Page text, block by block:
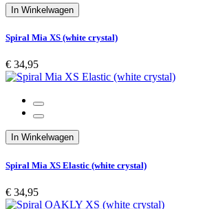
In Winkelwagen
Spiral Mia XS (white crystal)
€ 34,95
In Winkelwagen
Spiral Mia XS Elastic (white crystal)
€ 34,95